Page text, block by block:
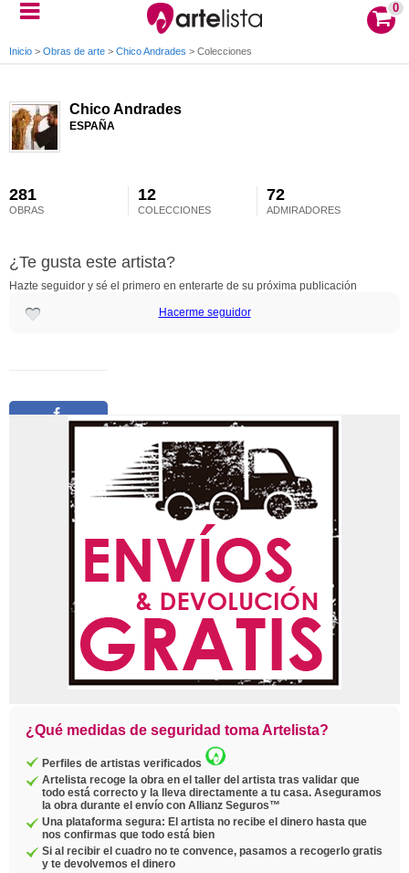
0
Inicio > Obras de arte > Chico Andrades > Colecciones
Chico Andrades
ESPAÑA
281
OBRAS
12
COLECCIONES
72
ADMIRADORES
¿Te gusta este artista?
Hazte seguidor y sé el primero en enterarte de su próxima publicación
Hacerme seguidor
Compartir
Pin
¿Qué medidas de seguridad toma Artelista?
Perfiles de artistas verificados
Artelista recoge la obra en el taller del artista tras validar que
todo está correcto y la lleva directamente a tu casa. Aseguramos
la obra durante el envío con Allianz Seguros™
Una plataforma segura: El artista no recibe el dinero hasta que
nos confirmas que todo está bien
Si al recibir el cuadro no te convence, pasamos a recogerlo gratis
y te devolvemos el dinero